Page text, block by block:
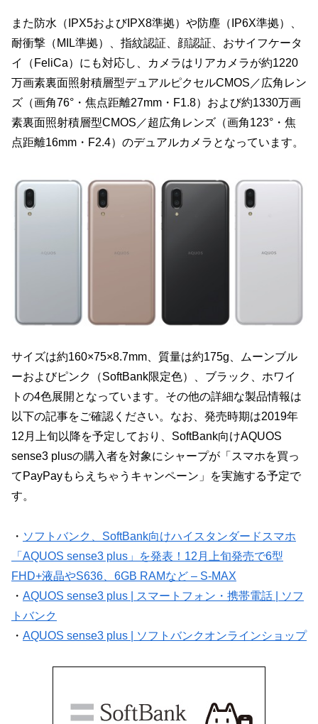
また防水（IPX5およびIPX8準拠）や防塵（IP6X準拠）、
耐衝撃（MIL準拠）、指紋認証、顔認証、おサイフケータ
イ（FeliCa）にも対応し、カメラはリアカメラが約1220
万画素裏面照射積層型デュアルピクセルCMOS／広角レン
ズ（画角76°・焦点距離27mm・F1.8）および約1330万画
素裏面照射積層型CMOS／超広角レンズ（画角123°・焦
点距離16mm・F2.4）のデュアルカメラとなっています。
サイズは約160×75×8.7mm、質量は約175g、ムーンブル
ーおよびピンク（SoftBank限定色）、ブラック、ホワイ
トの4色展開となっています。その他の詳細な製品情報は
以下の記事をご確認ください。なお、発売時期は2019年
12月上旬以降を予定しており、SoftBank向けAQUOS
sense3 plusの購入者を対象にシャープが「スマホを買っ
てPayPayもらえちゃうキャンペーン」を実施する予定で
す。
・ ソフトバンク、SoftBank向けハイスタンダードスマホ
「AQUOS sense3 plus」を発表！12月上旬発売で6型
FHD+液晶やS636、6GB RAMなど – S-MAX
・ AQUOS sense3 plus | スマートフォン・携帯電話 | ソフ
トバンク
・ AQUOS sense3 plus | ソフトバンクオンラインショップ